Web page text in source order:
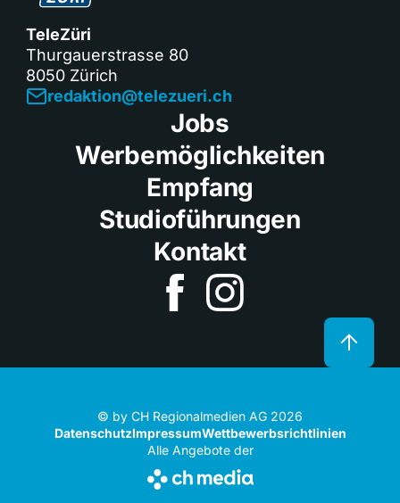
TeleZüri
Thurgauerstrasse 80
8050 Zürich
redaktion@telezueri.ch
Jobs
Werbemöglichkeiten
Empfang
Studioführungen
Kontakt
© by CH Regionalmedien AG 2026
DatenschutzImpressumWettbewerbsrichtlinien
Alle Angebote der